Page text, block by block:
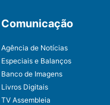
Comunicação
Agência de Notícias
Especiais e Balanços
Banco de Imagens
Livros Digitais
TV Assembleia